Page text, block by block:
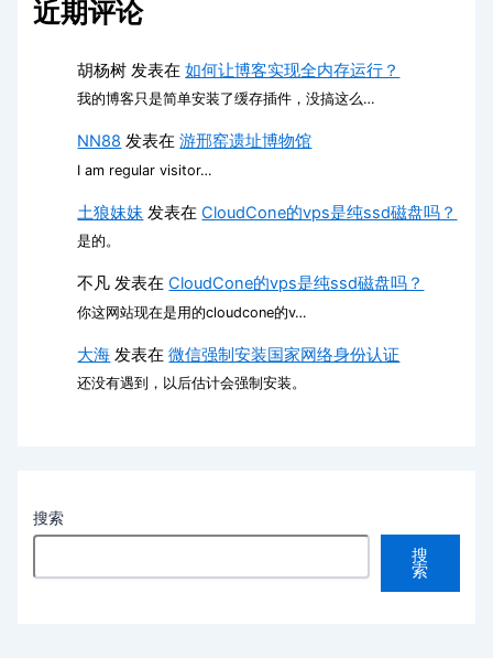
近期评论
胡杨树 发表在如何让博客实现全内存运行？
我的博客只是简单安装了缓存插件，没搞这么…
NN88 发表在游邢窑遗址博物馆
I am regular visitor…
土狼妹妹 发表在CloudCone的vps是纯ssd磁盘吗？
是的。
不凡 发表在CloudCone的vps是纯ssd磁盘吗？
你这网站现在是用的cloudcone的v…
大海 发表在微信强制安装国家网络身份认证
还没有遇到，以后估计会强制安装。
搜索
搜
索